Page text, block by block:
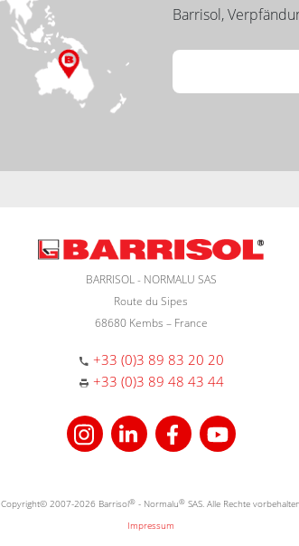
Barrisol,
BARRISOL - NORMALU SAS
Route du Sipes
68680 Kembs – France
+33 (0)3 89 83 20 20
+33 (0)3 89 48 43 44
Copyright© 2007-2026 Barrisol® - Normalu® SAS. Alle Rechte vorbehalten
Impressum